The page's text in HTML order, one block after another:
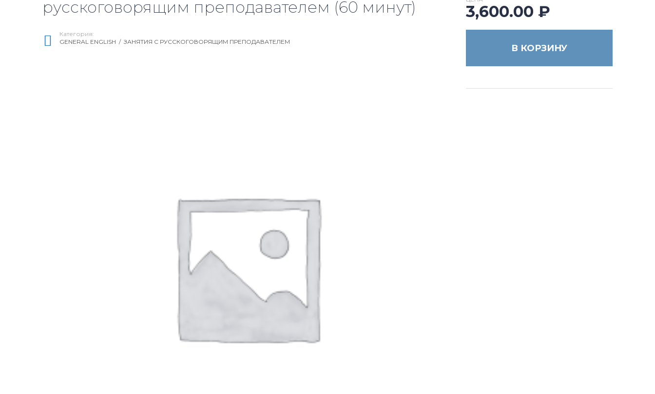
русскоговорящим преподавателем (60 минут)
Категория:
GENERAL ENGLISH / ЗАНЯТИЯ С РУССКОГОВОРЯЩИМ ПРЕПОДАВАТЕЛЕМ
3,600.00 ₽
В КОРЗИНУ